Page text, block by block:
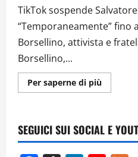
TikTok sospende
“Temporaneamente” fino
Borsellino, attivista e
Borsellino,...
Per saperne di piùUlteriori
Social:
SEGUICI SUI SOCIAL E